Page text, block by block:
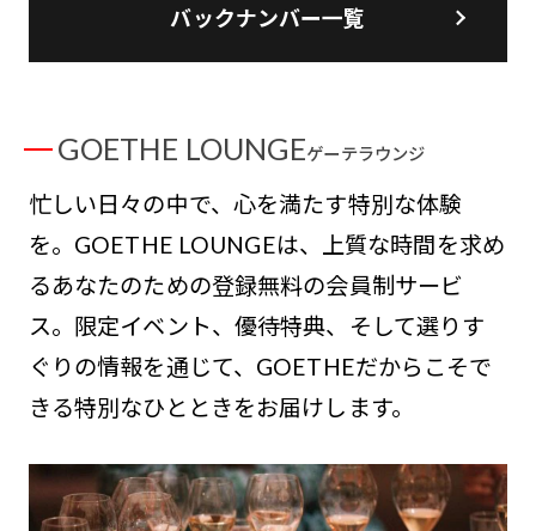
バックナンバー一覧
GOETHE LOUNGEゲーテラウンジ
忙しい日々の中で、心を満たす特別な体験
を。GOETHE LOUNGEは、上質な時間を求め
るあなたのための登録無料の会員制サービ
ス。限定イベント、優待特典、そして選りす
ぐりの情報を通じて、GOETHEだからこそで
きる特別なひとときをお届けします。